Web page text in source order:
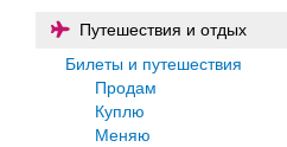
Путешествия и отдых
Билеты и путешествия
Продам
Куплю
Меняю